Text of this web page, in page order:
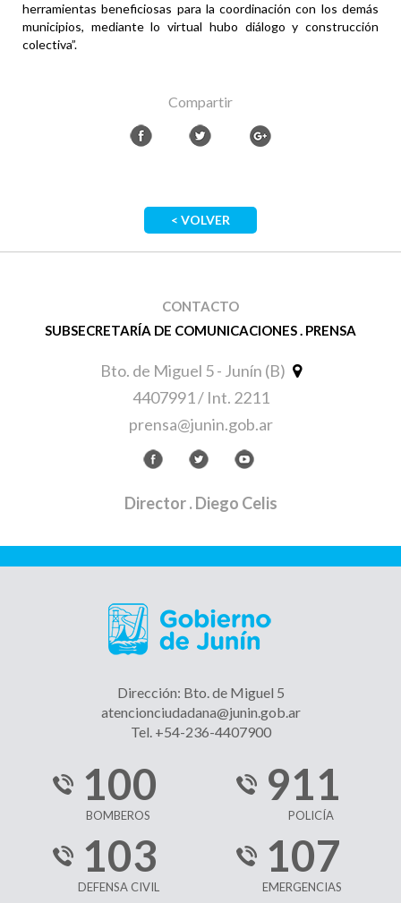
herramientas beneficiosas para la coordinación con los demás
municipios, mediante lo virtual hubo diálogo y construcción
colectiva”.
Compartir
< VOLVER
CONTACTO
SUBSECRETARÍA DE COMUNICACIONES . PRENSA
Bto. de Miguel 5 - Junín (B)
4407991 / Int. 2211
prensa@junin.gob.ar
Director. Diego Celis
Dirección: Bto. de Miguel 5
atencionciudadana@junin.gob.ar
Tel. +54-236-4407900
100
BOMBEROS
911
POLICÍA
103
DEFENSA CIVIL
107
EMERGENCIAS